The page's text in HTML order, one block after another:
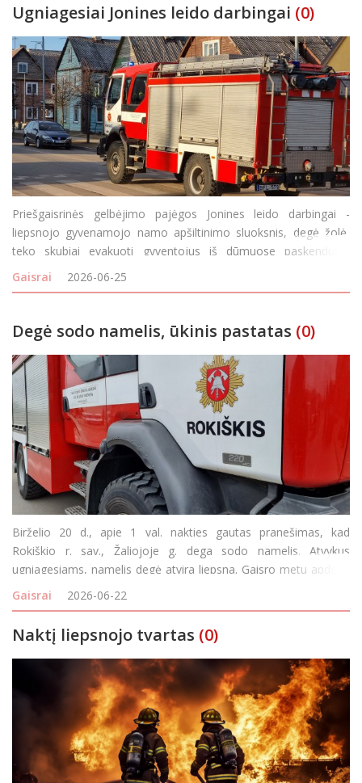
Ugniagesiai Jonines leido darbingai (0)
Priešgaisrinės gelbėjimo pajėgos Jonines leido darbingai -
liepsnojo gyvenamojo namo apšiltinimo sluoksnis, degė žolė,
teko skubiai evakuoti gyventojus iš dūmuose paskendusio
daugiabučio rūsio. Gaisrų virtinė prasidėjo birželio 23-osios
popietę. 15 val. 38 min. gautas pra
Gaisrai 2026-06-25
Degė sodo namelis, ūkinis pastatas (0)
Birželio 20 d., apie 1 val. nakties gautas pranešimas, kad
Rokiškio r. sav., Žaliojoje g. dega sodo namelis. Atvykus
ugniagesiams, namelis degė atvira liepsna. Gaisro metu apdegė
sienos ir lubos, kita pastato likusi dalis aprūko, išsilydė viduje
buvę namų apyvokos daiktai. Dūmų
Gaisrai 2026-06-22
Naktį liepsnojo tvartas (0)